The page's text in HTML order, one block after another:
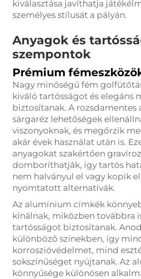
kiválasztása javíthatja
személyes stílusát a pályán.
Anyagok és
szempontok
Prémium
Nagy minőségű fém
kiváló tartósságot és elegáns
biztosítanak. A rozsdamentes
sárgaréz lehetőségek
viszonyoknak, és megőrzik
akár évek használat után is.
anyagokat szakértően
domboríthatják, így tartós
nem halványul el vagy kopik
nyomtatott alternatívák.
Az alumínium címkék
kínálnak, miközben továbbra
tartósságot biztosítanak.
különböző színekben, így
korroszióvédelmet, mind
sokszínűséget nyújtanak. Az
könnyűsége különösen